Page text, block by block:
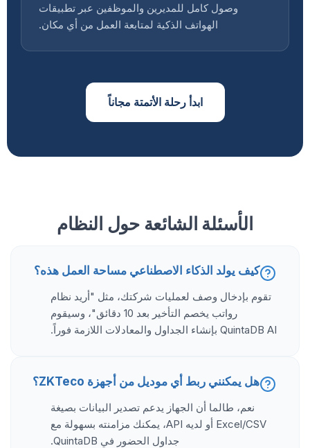
وصول كامل للمديرين والموظفين عبر تطبيقات
الهواتف الذكية لمتابعة العمل من أي مكان.
ابدأ رحلة الأتمتة مجاناً
الأسئلة الشائعة حول النظام
كيف يولد الذكاء الاصطناعي مساحة العمل هذه؟
تقوم بإدخال وصف لعمليات شركتك، مثل "أريد نظام
رواتب يخصم التأخير بعد 10 دقائق"، وسيقوم
QuintaDB AI بإنشاء الجداول والمعادلات اللازمة فوراً.
هل يمكنني ربط أي موديل من أجهزة ZKTeco؟
نعم، طالما أن الجهاز يدعم تصدير البيانات بصيغة
Excel/CSV أو لديه API، يمكنك مزامنته بسهولة مع
جداول الحضور في QuintaDB.